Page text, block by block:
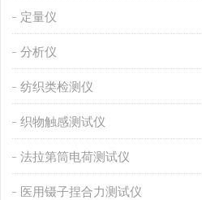
定量仪
分析仪
纺织类检测仪
织物触感测试仪
法拉第筒电荷测试仪
医用镊子捏合力测试仪